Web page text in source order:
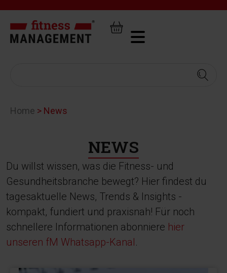
Home > News
NEWS
Du willst wissen, was die Fitness- und
Gesundheitsbranche bewegt? Hier findest du
tagesaktuelle News, Trends & Insights -
kompakt, fundiert und praxisnah! Für noch
schnellere Informationen abonniere hier
unseren fM Whatsapp-Kanal.